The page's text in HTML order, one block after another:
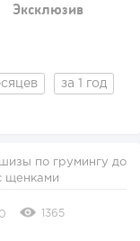
Эксклюзив
за 1 год
щенками
0 1365